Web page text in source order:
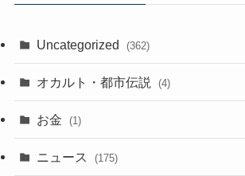
Uncategorized (362)
オカルト・都市伝説 (4)
お金 (1)
ニュース (175)